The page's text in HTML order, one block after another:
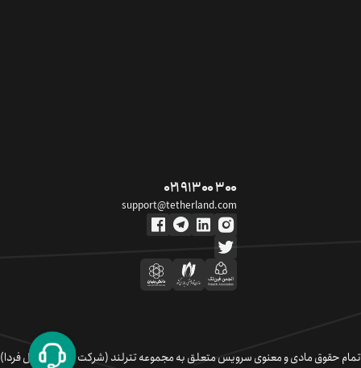
۰۲۱ ۹۱ ۳۰۰ ۳۰۰
support@tetherland.com
تمام حقوق مادی و معنوی سرویس متعلق به مجموعه تترلند (شرکت سکوی تبادل فردا)